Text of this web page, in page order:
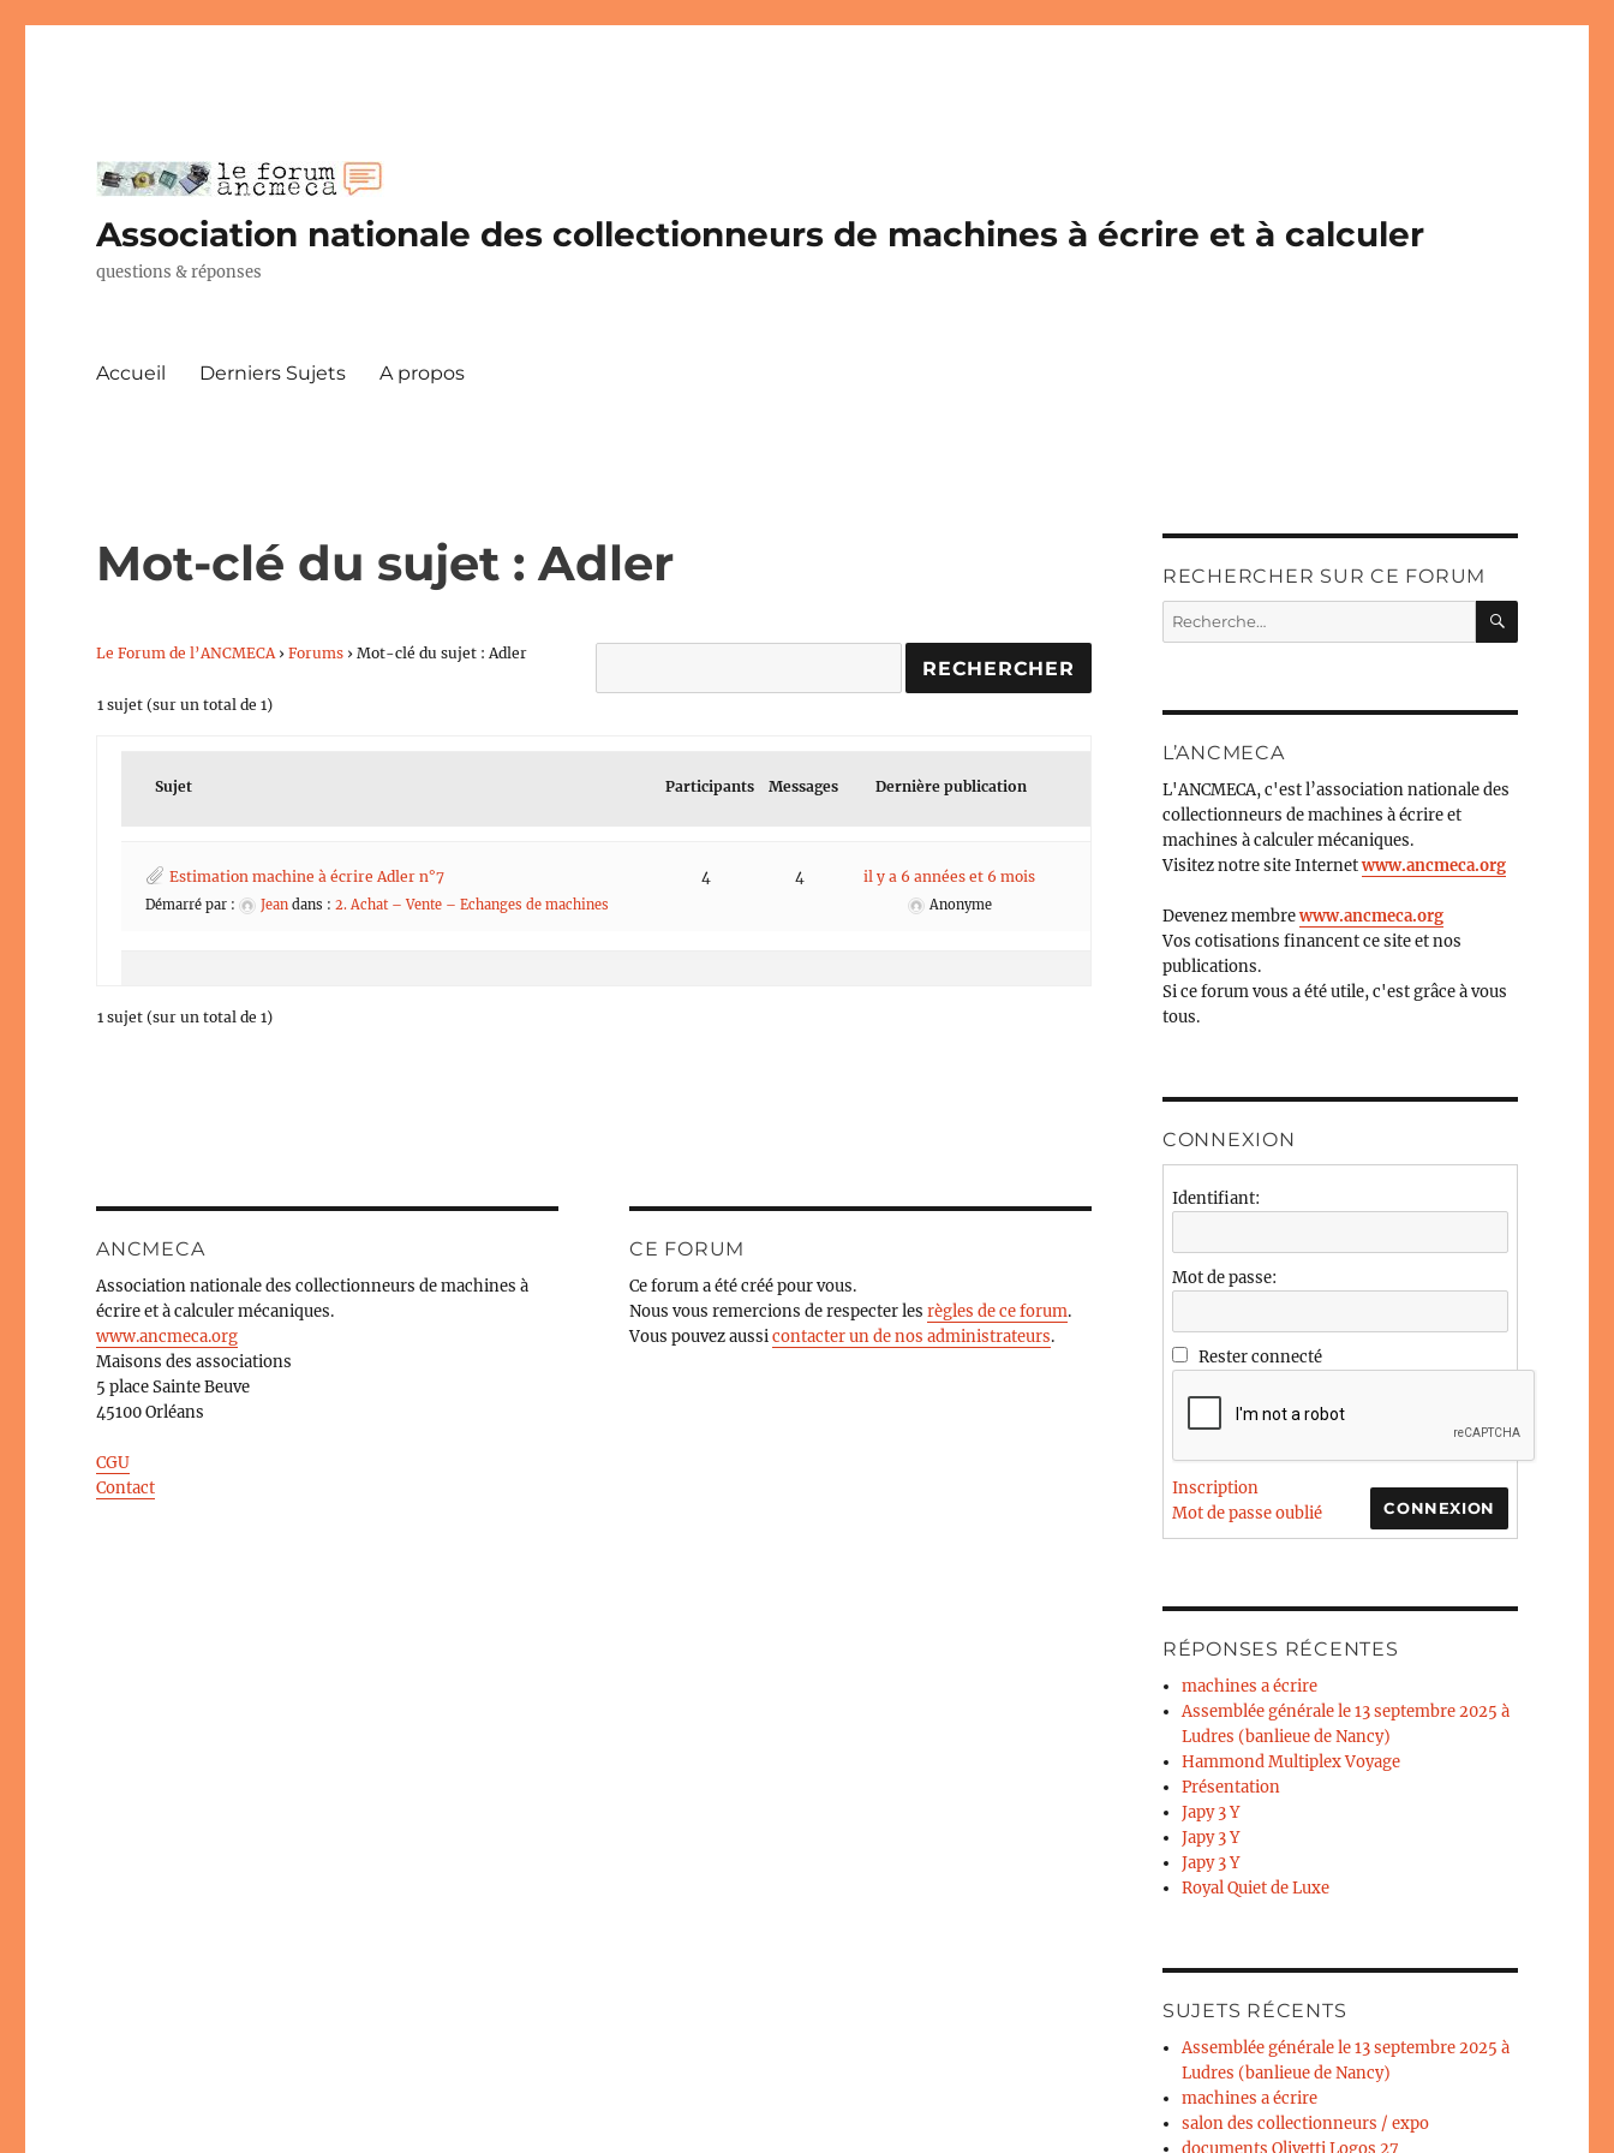
Association nationale des collectionneurs de machines à écrire et à calculer
questions & réponses
Accueil Derniers Sujets A propos
Mot-clé du sujet : Adler
Le Forum de l’ANCMECA › Forums › Mot-clé du sujet : Adler
1 sujet (sur un total de 1)
Sujet Participants Messages Dernière publication
Estimation machine à écrire Adler n°7
Démarré par : Jean dans :2. Achat – Vente – Echanges de machines
4 4 il y a 6 années et 6 mois
Anonyme
1 sujet (sur un total de 1)
ANCMECA
Association nationale des collectionneurs de machines à
écrire et à calculer mécaniques.
www.ancmeca.org
Maisons des associations
5 place Sainte Beuve
45100 Orléans
CGU
Contact
CE FORUM
Ce forum a été créé pour vous.
Nous vous remercions de respecter lesrègles de ce forum.
Vous pouvez aussicontacter un de nos administrateurs.
RECHERCHER SUR CE FORUM
Recherche
pour :
L’ANCMECA
L'ANCMECA, c'est l’association nationale des
collectionneurs de machines à écrire et
machines à calculer mécaniques.
Visitez notre site Internetwww.ancmeca.org
Devenez membrewww.ancmeca.org
Vos cotisations financent ce site et nos
publications.
Si ce forum vous a été utile, c'est grâce à vous
tous.
CONNEXION
Identifiant:
Mot de passe:
Rester connecté
CONNEXION
Inscription
Mot de passe oublié
RÉPONSES RÉCENTES
machines a écrire
Assemblée générale le 13 septembre 2025 à
Ludres (banlieue de Nancy)
Hammond Multiplex Voyage
Présentation
Japy 3 Y
Japy 3 Y
Japy 3 Y
Royal Quiet de Luxe
SUJETS RÉCENTS
Assemblée générale le 13 septembre 2025 à
Ludres (banlieue de Nancy)
machines a écrire
salon des collectionneurs / expo
documents Olivetti Logos 27